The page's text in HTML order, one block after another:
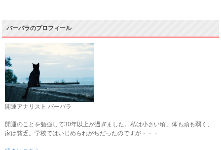
バーバラのプロフィール
開運アナリスト バーバラ
開運のことを勉強して30年以上が過ぎました。私は小さい頃、体も頭も弱く、
家は貧乏。学校ではいじめられがちだったのですが・・・